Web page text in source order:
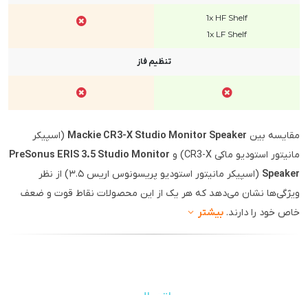
1x HF Shelf
1x LF Shelf
تنظیم فاز
مقایسه بین Mackie CR3-X Studio Monitor Speaker (اسپیکر
مانیتور استودیو ماکی CR3-X) و
PreSonus ERIS 3.5 Studio Monitor
Speaker
(اسپیکر مانیتور استودیو پریسونوس اریس ۳.۵) از نظر
ویژگی‌ها نشان می‌دهد که هر یک از این محصولات نقاط قوت و ضعف
خاص خود را دارند. بیشتر